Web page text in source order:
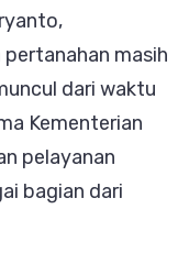
masih
dari waktu
Kementerian
pelayanan
bagian dari